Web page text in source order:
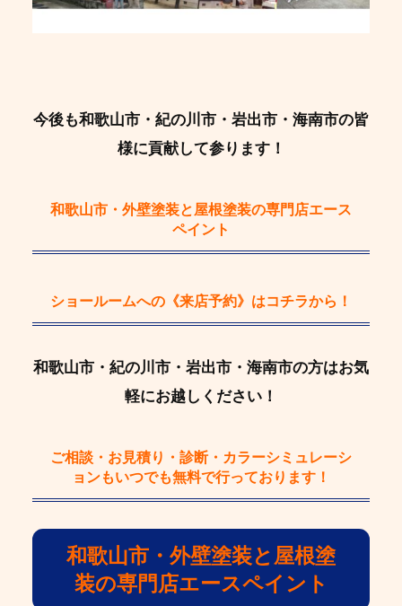
今後も和歌山市・紀の川市・岩出市・海南市の皆
様に貢献して参ります！
和歌山市・外壁塗装と屋根塗装の専門店エース
ペイント
ショールームへの《来店予約》 はコチラから！
和歌山市・紀の川市・岩出市・海南市の方はお気
軽にお越しください！
ご相談・お見積り・診断・カラーシミュレーシ
ョンもいつでも無料で行っております！
和歌山市・外壁塗装と屋根塗
装の専門店エースペイント